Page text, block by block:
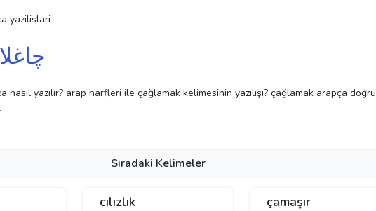
yazilislari
nasıl yazılır? arap harfleri ile çağlamak kelimesinin yazılışı? çağlamak arapça doğru
Sıradaki Kelimeler
cılızlık çamaşır